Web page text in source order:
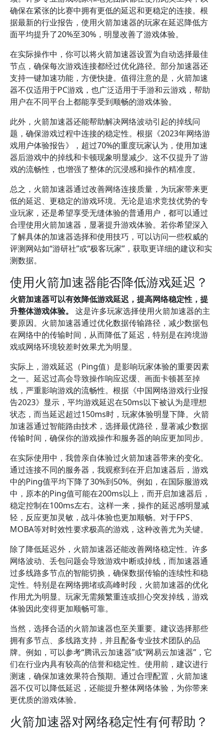
确保在紧张的比赛中拥有更低的延迟和更稳定的连接。根
据最新的行业报告，使用火箭加速器的玩家在延迟降低方
面平均提升了20%至30%，明显改善了游戏体验。
在实际操作中，你可以将火箭加速器设置为自动选择最佳
节点，确保每次游戏连接都经过优化路径。部分加速器还
支持一键加速功能，方便快捷。值得注意的是，火箭加速
器不仅适用于PC游戏，也广泛适用于手游和云游戏，帮助
用户在不同平台上都能享受到顺畅的游戏体验。
此外，火箭加速器还能帮助解决网络波动引起的掉线问
题，确保游戏过程中连接的稳定性。根据《2023年网络游
戏用户体验报告》，超过70%的重度玩家认为，使用加速
器后游戏中的掉线和卡顿现象明显减少。这不仅提升了游
戏的流畅性，也增强了整体的沉浸感和操作的精准度。
总之，火箭加速器通过改善网络连接质量，为玩家带来更
低的延迟、更稳定的游戏环境。无论是追求竞技优势的专
业玩家，还是希望享受无缝体验的普通用户，都可以通过
合理使用火箭加速器，显著提升游戏体验。若你希望深入
了解具体的加速器选择和使用技巧，可以访问一些权威的
评测网站如“游研社”或“极客玩家”，获取更详细的建议和实
测数据。
使用火箭加速器能否降低游戏延迟？
火箭加速器可以有效降低游戏延迟，提高网络稳定性，提
升整体游戏体验。
这是许多玩家选择使用火箭加速器的主
要原因。火箭加速器通过优化数据传输路径，减少数据包
在网络中的传输时间，从而降低了延迟，特别是在跨境游
戏或网络环境较差时效果尤为明显。
实际上，游戏延迟（Ping值）是影响玩家体验的重要因素
之一。延迟过高会导致操作响应迟缓、画面卡顿甚至掉
线，严重影响游戏的流畅性。根据《中国网络游戏行业报
告2023》显示，平均游戏延迟在50ms以下被认为是理想
状态，而当延迟超过150ms时，玩家体验明显下降。火箭
加速器通过智能路由技术，选择最优路径，显著减少数据
传输时间，确保你的游戏操作和服务器的响应更加同步。
在实际使用中，我曾亲自体验过火箭加速器带来的变化。
通过连接不同的服务器，我观察到在开启加速器后，游戏
中的Ping值平均下降了30%到50%。例如，在国际服游戏
中，原本的Ping值可能在200ms以上，而开启加速器后，
稳定控制在100ms左右。这样一来，操作的延迟感明显减
轻，反应更加灵敏，战斗体验也更加顺畅。对于FPS、
MOBA等对时效性要求极高的游戏，这种改善尤为关键。
除了降低延迟外，火箭加速器还能改善网络稳定性。许多
网络波动、丢包问题会导致游戏中断或掉线，而加速器通
过多线路多节点的智能切换，确保数据传输的连续性和稳
定性。特别是在网络拥堵或高峰时段，火箭加速器的优化
作用尤为明显。玩家无需频繁重连或担心突发掉线，游戏
体验因此变得更加顺畅可靠。
当然，选择合适的火箭加速器也至关重要。建议选择那些
拥有多节点、多线路支持，并且配备专业技术团队的品
牌。例如，可以参考“腾讯云加速器”或“网易云加速器”，它
们在行业内具有较高的信誉和稳定性。使用前，建议进行
测速，确保加速效果符合预期。通过合理配置，火箭加速
器不仅可以降低延迟，还能提升整体网络体验，为你带来
更优质的游戏体验。
火箭加速器对网络稳定性有何帮助？